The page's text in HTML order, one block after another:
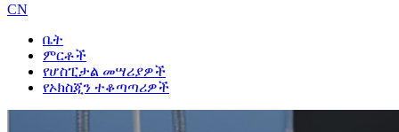
CN
ቤት
ምርቶች
የሆስፒታል መሣሪያዎች
የኦክስጂን ተቆጣጣሪዎች